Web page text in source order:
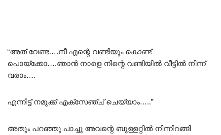
“അത് വേണ്ട….നീ എന്റെ വണ്ടിയും കൊണ്ട്
പൊയ്ക്കോ….ഞാൻ നാളെ നിന്റെ വണ്ടിയിൽ വീട്ടിൽ നിന്ന്
വരാം….
എന്നിട്ട് നമുക്ക് എക്സേഞ്ച് ചെയ്യാം…..”
അതും പറഞ്ഞു പാച്ചു അവന്റെ ബുള്ളറ്റിൽ നിന്നിറങ്ങി